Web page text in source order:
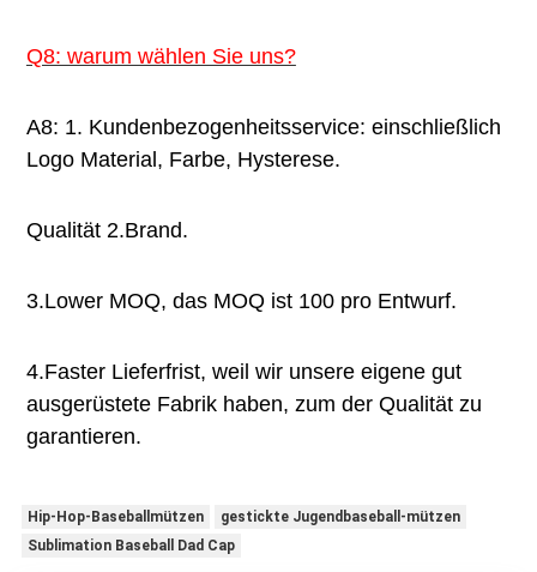
Q8: warum wählen Sie uns?
A8: 1. Kundenbezogenheitsservice: einschließlich
Logo Material, Farbe, Hysterese.
Qualität 2.Brand.
3.Lower MOQ, das MOQ ist 100 pro Entwurf.
4.Faster Lieferfrist, weil wir unsere eigene gut
ausgerüstete Fabrik haben, zum der Qualität zu
garantieren.
Hip-Hop-Baseballmützen
gestickte Jugendbaseball-mützen
Sublimation Baseball Dad Cap